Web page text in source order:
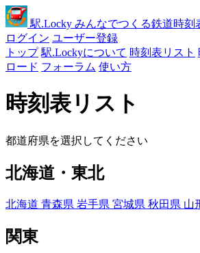
駅.Locky みんなでつくる鉄道時刻
ログイン ユーザー登録
トップ 駅.Lockyについて 時刻表リスト
ロード フォーラム 使い方
時刻表リスト
都道府県を選択してください
北海道・東北
北海道 青森県 岩手県 宮城県 秋田県 山
関東